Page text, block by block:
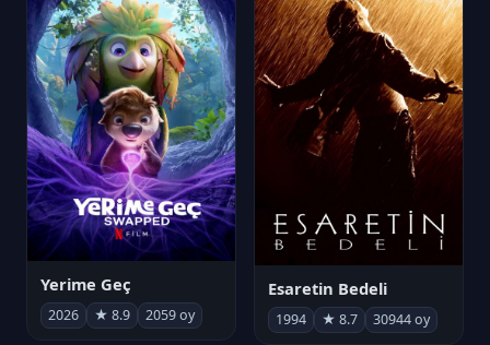
Yerime Geç
2026 ★ 8.9 2059 oy
Esaretin Bedeli
1994 ★ 8.7 30944 oy